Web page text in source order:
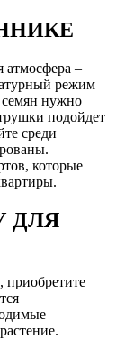
атмосфера –
режим
нужно
подойдет
среди
которые
ДЛЯ